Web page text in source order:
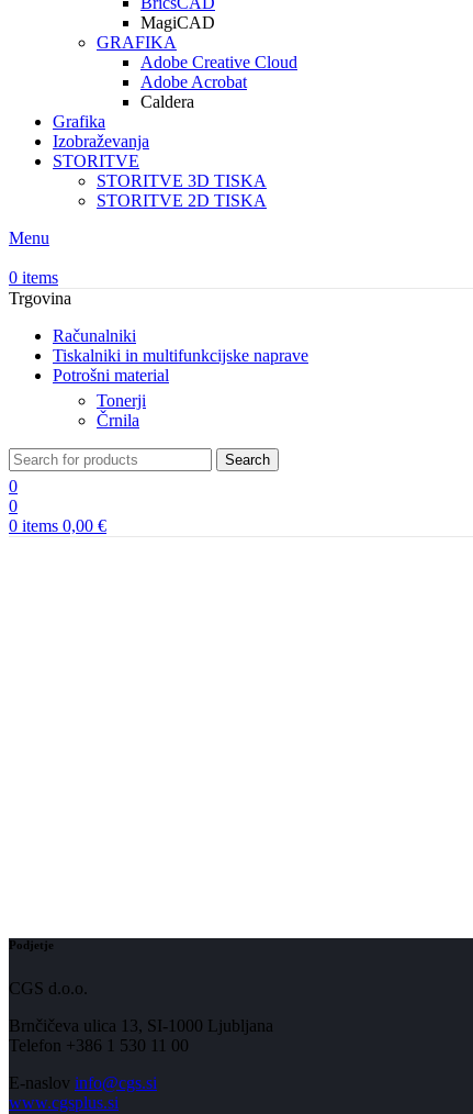
MagiCAD
GRAFIKA
Adobe Creative Cloud
Adobe Acrobat
Caldera
Grafika
Izobraževanja
STORITVE
STORITVE 3D TISKA
STORITVE 2D TISKA
Menu
0 items
Trgovina
Računalniki
Tiskalniki in multifunkcijske naprave
Potrošni material
Tonerji
Črnila
Search
0
0
0 items 0,00 €
Podjetje
CGS d.o.o.
Brnčičeva ulica 13, SI-1000 Ljubljana
Telefon +386 1 530 11 00
E-naslov info@cgs.si
www.cgsplus.si